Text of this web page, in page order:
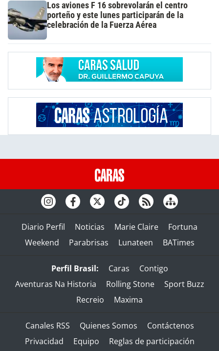
Los aviones F 16 sobrevolarán el centro
porteño y este lunes participarán de la
celebración de la Fuerza Aérea
Diario Perfil Noticias Marie Claire
Fortuna
Weekend
Parabrisas Lunateen BATimes
Perfil Brasil: Caras
Contigo
Aventuras Na Historia
Rolling Stone
Sport Buzz
Recreio
Maxima
Canales RSS Quienes Somos
Contáctenos
Privacidad
Equipo Reglas de participación